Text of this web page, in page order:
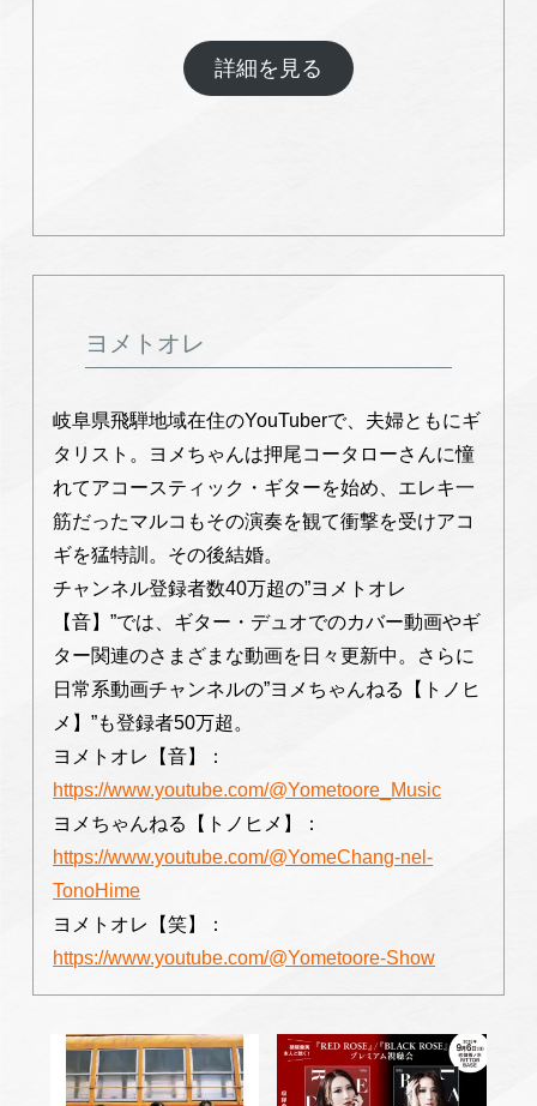
詳細を見る
ヨメトオレ
岐⾩県⾶騨地域在住のYouTuberで、夫婦ともにギ
タリスト。ヨメちゃんは押尾コータローさんに憧
れてアコースティック・ギターを始め、エレキ一
筋だったマルコもその演奏を観て衝撃を受けアコ
ギを猛特訓。その後結婚。
チャンネル登録者数40万超の”ヨメトオレ
【⾳】”では、ギター・デュオでのカバー動画やギ
ター関連のさまざまな動画を⽇々更新中。さらに
⽇常系動画チャンネルの”ヨメちゃんねる【トノヒ
メ】”も登録者50万超。
ヨメトオレ【音】：
https://www.youtube.com/@Yometoore_Music
ヨメちゃんねる【トノヒメ】：
https://www.youtube.com/@YomeChang-nel-
TonoHime
ヨメトオレ【笑】：
https://www.youtube.com/@Yometoore-Show